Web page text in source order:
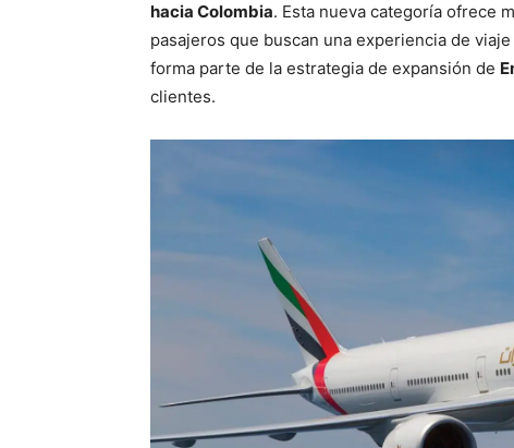
hacia Colombia. Esta nueva categoría ofrece
pasajeros que buscan una experiencia de
forma parte de la estrategia de expansión de
clientes.